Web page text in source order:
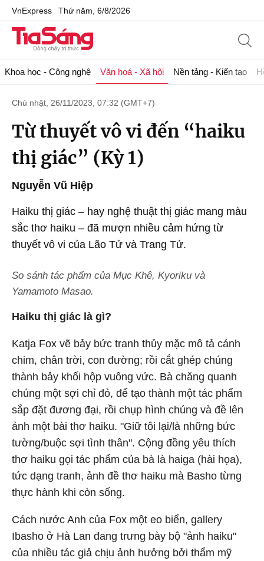
VnExpress Thứ năm, 6/8/2026
Khoa học - Công nghệ Văn hoá - Xã hội Nền tảng - Kiến tạo
Chủ nhật, 26/11/2023, 07:32 (GMT+7)
Từ thuyết vô vi đến “haiku
thị giác” (Kỳ 1)
Nguyễn Vũ Hiệp
Haiku thị giác – hay nghệ thuật thị giác mang màu
sắc thơ haiku – đã mượn nhiều cảm hứng từ
thuyết vô vi của Lão Tử và Trang Tử.
So sánh tác phẩm của Mục Khê, Kyoriku và
Yamamoto Masao.
Haiku thị giác là gì?
Katja Fox vẽ bảy bức tranh thủy mặc mô tả cánh
chim, chân trời, con đường; rồi cắt ghép chúng
thành bảy khối hộp vuông vức. Bà chăng quanh
chúng một sợi chỉ đỏ, để tạo thành một tác phẩm
sắp đặt đương đại, rồi chụp hình chúng và đề lên
ảnh một bài thơ haiku. "Giữ tôi lại/là những bức
tường/buộc sợi tình thân". Cộng đồng yêu thích
thơ haiku gọi tác phẩm của bà là haiga (hài họa),
tức dạng tranh, ảnh đề thơ haiku mà Basho từng
thực hành khi còn sống.
Cách nước Anh của Fox một eo biển, gallery
Ibasho ở Hà Lan đang trưng bày bộ "ảnh haiku"
của nhiều tác giả chịu ảnh hưởng bởi thẩm mỹ